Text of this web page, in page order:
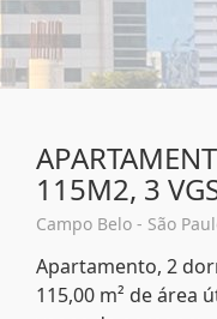
115M2, 3
Campo Belo - São
Apartamento, 2
115,00 m² de área